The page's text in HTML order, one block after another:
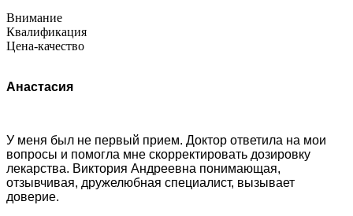
Внимание
Квалификация
Цена-качество
Анастасия
У меня был не первый прием. Доктор ответила на мои
вопросы и помогла мне скорректировать дозировку
лекарства. Виктория Андреевна понимающая,
отзывчивая, дружелюбная специалист, вызывает
доверие.